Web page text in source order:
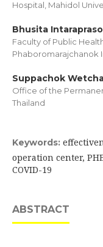
Hospital, Mahidol
Bhusita
Faculty of Public
Phaboromarajchanok
Suppachok
Office of the
Thailand
Keywords:
operation center,
COVID-19
ABSTRACT